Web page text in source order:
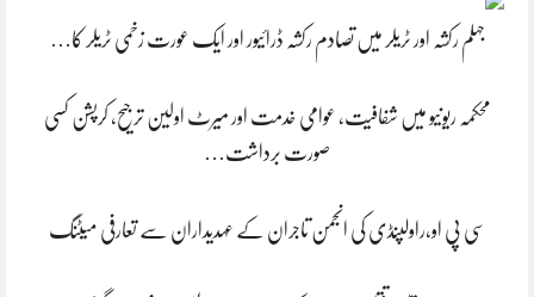
جہلم رکشہ اور ٹریلر میں تصادم رکشہ ڈرائیور اور ایک عورت زخمی ٹریلر کا…
محکمہ ریونیو میں شفافیت، عوامی خدمت اور میرٹ اولین ترجیح، کرپشن کسی
صورت برداشت…
سی پی او،راولپنڈی کی انجمن تاجران کے عہدیداران سے تعارفی میٹنگ